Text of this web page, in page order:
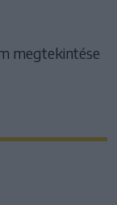
megtekintése